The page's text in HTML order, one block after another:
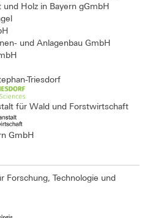
Holz in Bayern gGmbH
und Anlagenbau GmbH
Triesdorf
für Wald und Forstwirtschaft
GmbH
Forschung, Technologie und